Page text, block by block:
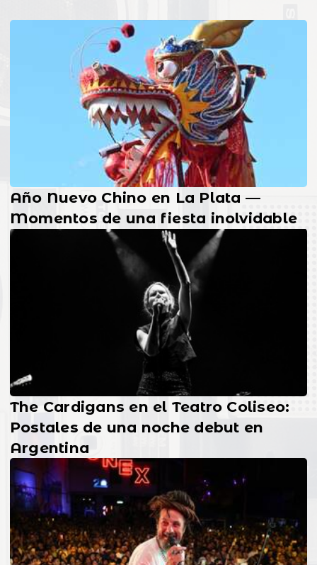
Año Nuevo Chino en La Plata —
Momentos de una fiesta inolvidable
The Cardigans en el Teatro Coliseo:
Postales de una noche debut en
Argentina